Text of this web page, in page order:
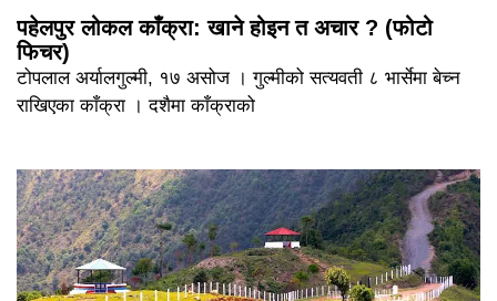
पहेलपुर लोकल काँक्रा: खाने होइन त अचार ? (फोटो
फिचर)
टोपलाल अर्यालगुल्मी, १७ असोज । गुल्मीको सत्यवती ८ भार्सेमा बेच्न
राखिएका काँक्रा । दशैमा काँक्राको